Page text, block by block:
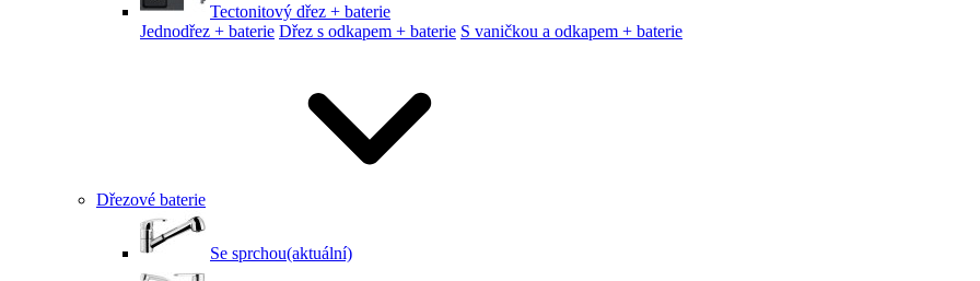
Tectonitový dřez + baterie
Jednodřez + baterie Dřez s odkapem + baterie S vaničkou a odkapem + baterie
Dřezové baterie
Se sprchou(aktuální)